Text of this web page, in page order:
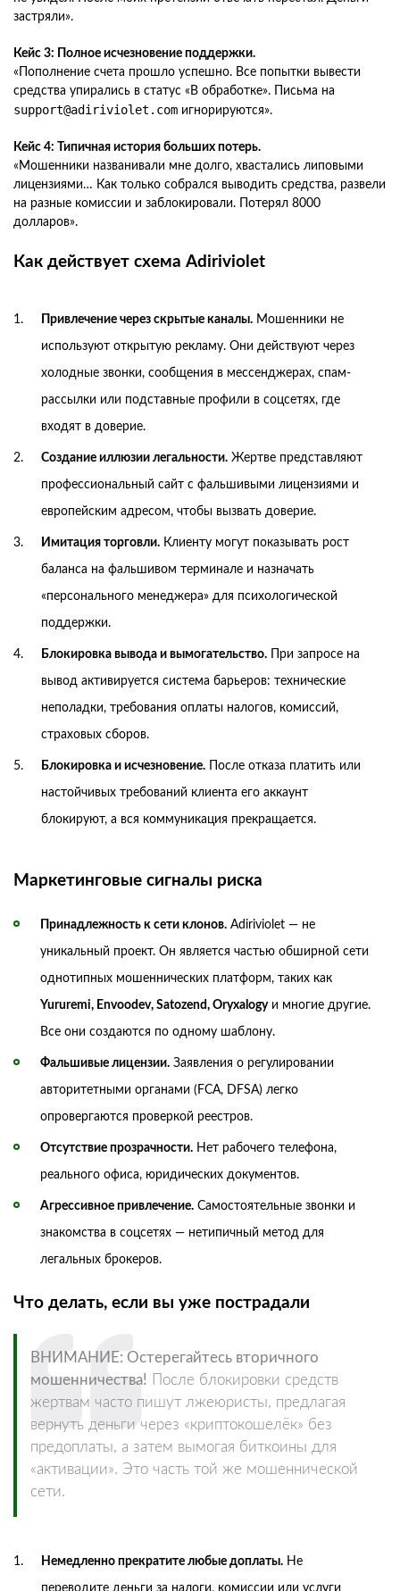
застряли».
Кейс 3: Полное исчезновение поддержки.
«Пополнение счета прошло успешно. Все попытки вывести
средства упирались в статус «В обработке». Письма на
support@adiriviolet.com игнорируются».
Кейс 4: Типичная история больших потерь.
«Мошенники названивали мне долго, хвастались липовыми
лицензиями… Как только собрался выводить средства, развели
на разные комиссии и заблокировали. Потерял 8000
долларов».
Как действует схема Adiriviolet
Привлечение через скрытые каналы. Мошенники не
используют открытую рекламу. Они действуют через
холодные звонки, сообщения в мессенджерах, спам-
рассылки или подставные профили в соцсетях, где
входят в доверие.
Создание иллюзии легальности. Жертве представляют
профессиональный сайт с фальшивыми лицензиями и
европейским адресом, чтобы вызвать доверие.
Имитация торговли. Клиенту могут показывать рост
баланса на фальшивом терминале и назначать
«персонального менеджера» для психологической
поддержки.
Блокировка вывода и вымогательство. При запросе на
вывод активируется система барьеров: технические
неполадки, требования оплаты налогов, комиссий,
страховых сборов.
Блокировка и исчезновение. После отказа платить или
настойчивых требований клиента его аккаунт
блокируют, а вся коммуникация прекращается.
Маркетинговые сигналы риска
Принадлежность к сети клонов. Adiriviolet — не
уникальный проект. Он является частью обширной сети
однотипных мошеннических платформ, таких как
Yururemi, Envoodev, Satozend, Oryxalogyи многие другие.
Все они создаются по одному шаблону.
Фальшивые лицензии. Заявления о регулировании
авторитетными органами (FCA, DFSA) легко
опровергаются проверкой реестров.
Отсутствие прозрачности. Нет рабочего телефона,
реального офиса, юридических документов.
Агрессивное привлечение. Самостоятельные звонки и
знакомства в соцсетях — нетипичный метод для
легальных брокеров.
Что делать, если вы уже пострадали
ВНИМАНИЕ: Остерегайтесь вторичного
мошенничества!
После блокировки средств
жертвам часто пишут лжеюристы, предлагая
вернуть деньги через «криптокошелёк» без
предоплаты, а затем вымогая биткоины для
«активации». Это часть той же мошеннической
сети.
Немедленно прекратите любые доплаты. Не
переводите деньги за налоги, комиссии или услуги